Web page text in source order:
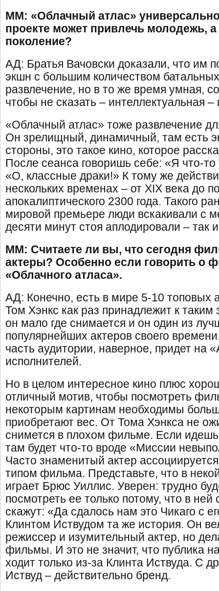
ММ: «Облачный атлас»
проекте может привлечь молодежь, а
поколение?
АД: Братья Вачовски доказали, что им
экшн с большим количеством
развлечение, но в то же время умная,
чтобы не сказать – интеллектуальная –
«Облачный атлас» тоже развлечение
Он зрелищный, динамичный, там есть
стороны, это такое кино, которое
После сеанса говоришь себе: «Я что-
«О, классные драки!» К тому же
нескольких временах – от XIX века до
апокалиптического 2300 года. Такого
мировой премьере люди вскакивали с
десяти минут стоя аплодировали – так
ММ: Считаете ли вы, что сегодня
актеры? Особенно если говорить о
«Облачного атласа».
АД: Конечно, есть в мире 5-10 топовых
Том Хэнкс как раз принадлежит к таким
он мало где снимается и он один из
популярнейших актеров своего
часть аудитории, наверное, придет на
исполнителей.
Но в целом интересное кино плюс
отличный мотив, чтобы посмотреть
некоторым картинам необходимы
приобретают вес. От Тома Хэнкса не
снимется в плохом фильме. Если
там будет что-то вроде «Миссии
Часто знаменитый актер
типом фильма. Представьте, что в
играет Брюс Уиллис. Уверен: трудно
посмотреть ее только потому, что в
скажут: «Да сдалось нам это Чикаго с
Клинтом Иствудом та же история. Он
режиссер и изумительный актер, но
фильмы. И это не значит, что публика
ходит только из-за Клинта Иствуда. С
Иствуд – действительно бренд.